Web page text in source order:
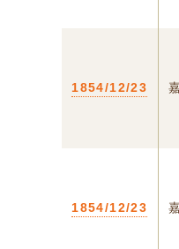
1854/12/23
1854/12/23